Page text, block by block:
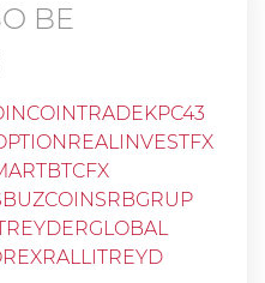
BE
KPC43
REALINVESTFX
BUZCOINSRBGRUP
RALLITREYD